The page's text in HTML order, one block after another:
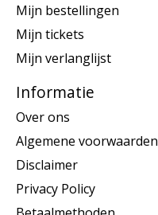
Mijn bestellingen
Mijn tickets
Mijn verlanglijst
Informatie
Over ons
Algemene voorwaarden
Disclaimer
Privacy Policy